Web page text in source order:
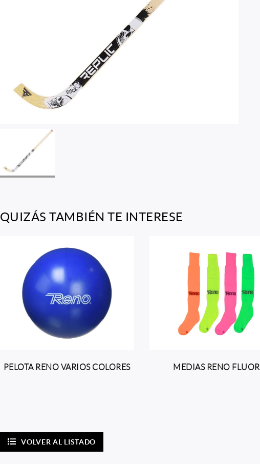
QUIZÁS TAMBIÉN TE INTERESE
PELOTA RENO VARIOS COLORES MEDIAS RENO FLUOR
VOLVER AL LISTADO